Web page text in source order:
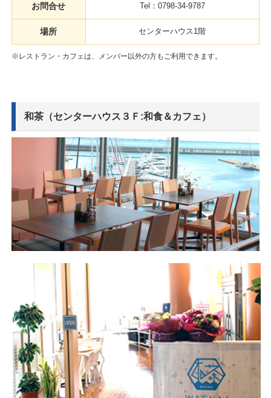
お問合せ Tel：0798-34-9787
場所 センターハウス1階
※レストラン・カフェは、メンバー以外の方もご利用できます。
和茶（センターハウス３Ｆ:和食＆カフェ）